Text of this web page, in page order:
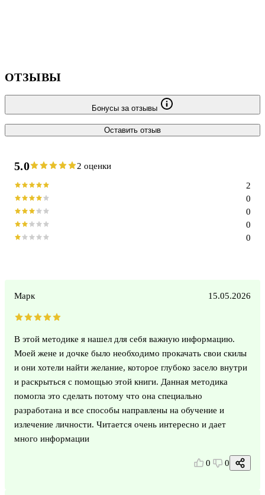
ОТЗЫВЫ
Бонусы за отзывы
Оставить отзыв
5.0 2 оценки
0
0
0
0
2
Марк 15.05.2026
В этой методике я нашел для себя важную информацию.
Моей жене и дочке было необходимо прокачать свои скилы
и они хотели найти желание, которое глубоко засело внутри
и раскрыться с помощью этой книги. Данная методика
помогла это сделать потому что она специально
разработана и все способы направлены на обучение и
излечение личности. Читается очень интересно и дает
много информации
0 0